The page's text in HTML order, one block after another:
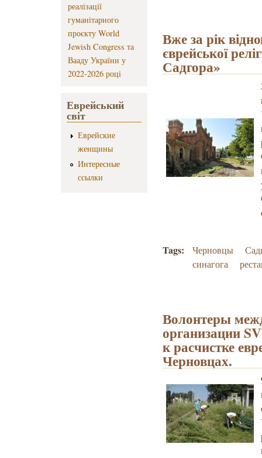
реалізації
гуманітарного
проєкту World
Jewish Congress та
Вааду України у
2022-2026 році
Еврейський
світ
Еврейские
женщины
Интересные
ссылки
Вже за рік
єврейської
Садгора»
Tags: Черновцы
синагога
Волонтеры
организации
к расчистке
Черновцах.